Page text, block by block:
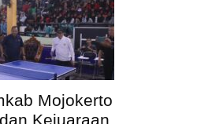
Mojokerto
Kejuaraan